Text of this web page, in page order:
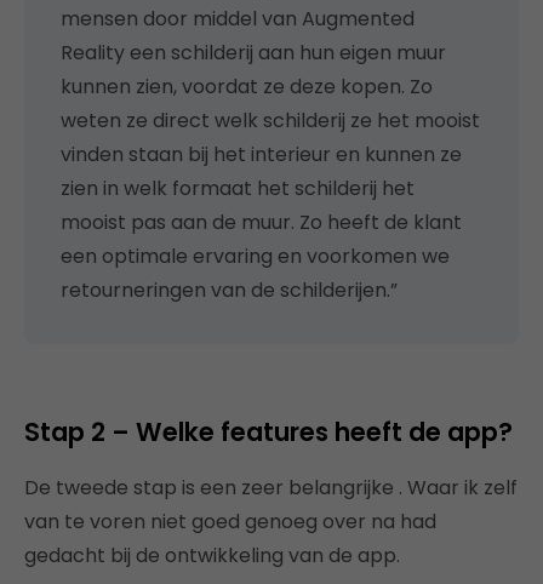
mensen door middel van Augmented
Reality een schilderij aan hun eigen muur
kunnen zien, voordat ze deze kopen. Zo
weten ze direct welk schilderij ze het mooist
vinden staan bij het interieur en kunnen ze
zien in welk formaat het schilderij het
mooist pas aan de muur. Zo heeft de klant
een optimale ervaring en voorkomen we
retourneringen van de schilderijen.”
Stap 2 – Welke features heeft de app?
De tweede stap is een zeer belangrijke . Waar ik zelf
van te voren niet goed genoeg over na had
gedacht bij de ontwikkeling van de app.